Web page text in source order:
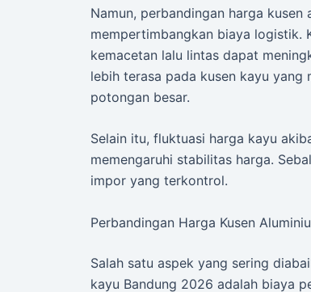
Namun, perbandingan harga
mempertimbangkan biaya logistik.
kemacetan lalu lintas dapat
lebih terasa pada kusen kayu yang
potongan besar.
Selain itu, fluktuasi harga kayu
memengaruhi stabilitas harga.
impor yang terkontrol.
Perbandingan Harga Kusen
Salah satu aspek yang sering
kayu Bandung 2026 adalah biaya